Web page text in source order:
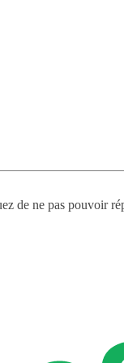
de ne pas pouvoir